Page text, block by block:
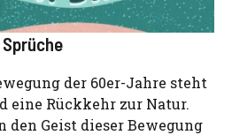
der 60er-Jahre steht
eine Rückkehr zur Natur.
den Geist dieser Bewegung